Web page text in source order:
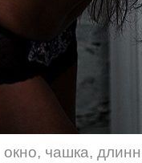
окно, чашка,